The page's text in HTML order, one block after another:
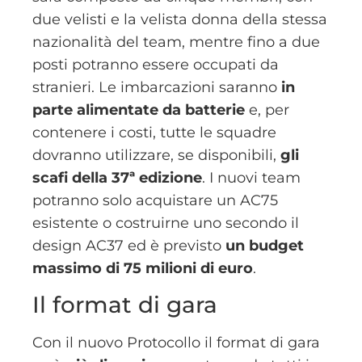
due velisti e la velista donna della stessa
nazionalità del team, mentre fino a due
posti potranno essere occupati da
stranieri. Le imbarcazioni saranno in
parte alimentate da batterie e, per
contenere i costi, tutte le squadre
dovranno utilizzare, se disponibili, gli
scafi della 37ª edizione. I nuovi team
potranno solo acquistare un AC75
esistente o costruirne uno secondo il
design AC37 ed è previsto un budget
massimo di 75 milioni di euro.
Il format di gara
Con il nuovo Protocollo il format di gara